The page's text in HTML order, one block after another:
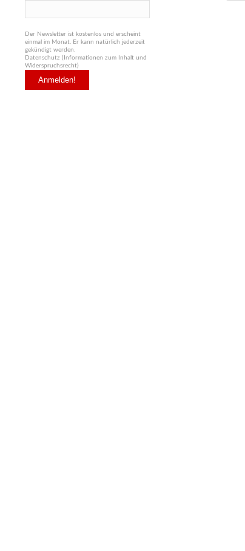
Der Newsletter ist kostenlos und erscheint
einmal im Monat. Er kann natürlich jederzeit
gekündigt werden.
Datenschutz (Informationen zum Inhalt und
Widerspruchsrecht)